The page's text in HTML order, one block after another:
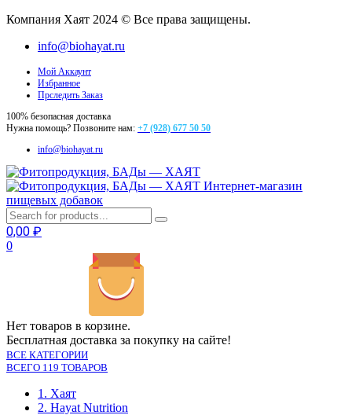
Компания Хаят 2024 © Все права защищены.
info@biohayat.ru
Мой Аккаунт
Избранное
Прследить Заказ
100% безопасная доставка
Нужна помощь? Позвоните нам: +7 (928) 677 50 50
info@biohayat.ru
Интернет-магазин
пищевых добавок
0,00 ₽
0
Нет товаров в корзине.
Бесплатная доставка за покупку на сайте!
ВСЕ КАТЕГОРИИ
ВСЕГО 119 ТОВАРОВ
1. Хаят
2. Hayat Nutrition